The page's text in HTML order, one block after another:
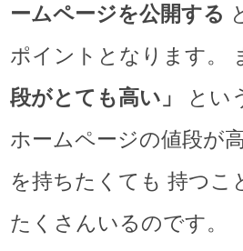
ームページを公開する
ポイントとなります。
段がとても高い」
とい
ホームページの値段が
を持ちたくても 持つこ
たくさんいるのです。